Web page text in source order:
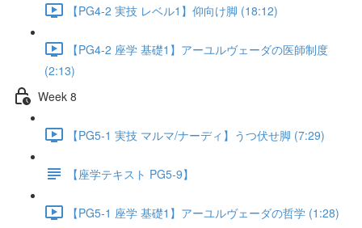
【PG4-2 実技 レベル1】仰向け脚 (18:12)
【PG4-2 座学 基礎1】アーユルヴェーダの医師制度
(2:13)
Week 8
【PG5-1 実技 マルマ/ナーディ】うつ伏せ脚 (7:29)
【座学テキスト PG5-9】
【PG5-1 座学 基礎1】アーユルヴェーダの哲学 (1:28)